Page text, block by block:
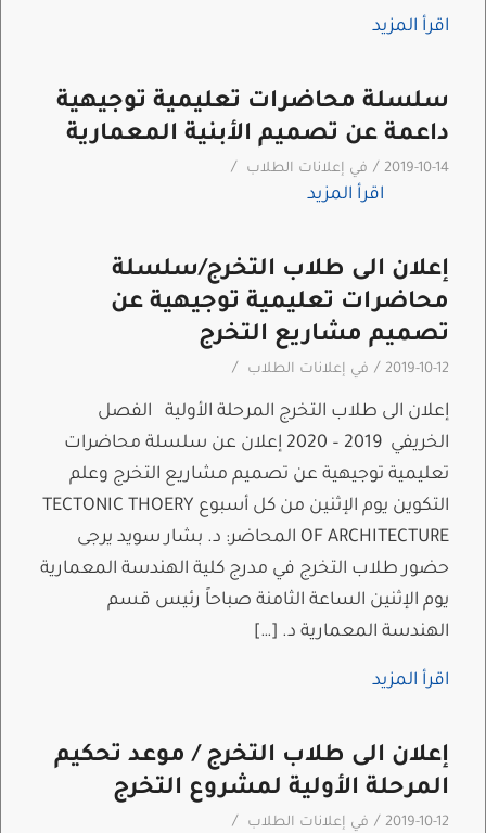
اقرأ المزيد
سلسلة محاضرات تعليمية توجيهية
داعمة عن تصميم الأبنية المعمارية
2019-10-14
/ في إعلانات الطلاب /
اقرأ المزيد
إعلان الى طلاب التخرج/سلسلة
محاضرات تعليمية توجيهية عن
تصميم مشاريع التخرج
2019-10-12
/ في إعلانات الطلاب /
إعلان الى طلاب التخرج المرحلة الأولية الفصل
الخريفي 2019 – 2020 إعلان عن سلسلة محاضرات
تعليمية توجيهية عن تصميم مشاريع التخرج وعلم
التكوين يوم الإثنين من كل أسبوع TECTONIC THOERY
OF ARCHITECTURE المحاضر: د. بشار سويد يرجى
حضور طلاب التخرج في مدرج كلية الهندسة المعمارية
يوم الإثنين الساعة الثامنة صباحاً رئيس قسم
الهندسة المعمارية د. […]
اقرأ المزيد
إعلان الى طلاب التخرج / موعد تحكيم
المرحلة الأولية لمشروع التخرج
2019-10-12
/ في إعلانات الطلاب /